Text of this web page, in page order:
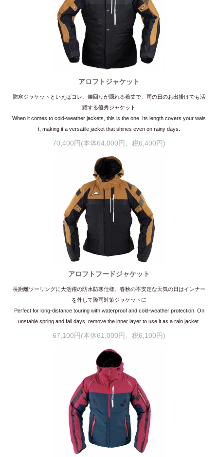
アロフトジャケット
防寒ジャケットといえばコレ。腰回りが隠れる着丈で、雨の日のお出掛けでも活
躍する優秀ジャケット
When it comes to cold-weather jackets, this is the one. Its length covers your wais
t, making it a versatile jacket that shines even on rainy days.
70,400円(本体64,000円、税6,400円)
アロフトフードジャケット
長距離ツーリングに大活躍の防水防寒仕様。春秋の不安定な天気の日はインナー
を外して降雨対策ジャケットに
Perfect for long-distance touring with waterproof and cold-weather protection. On
unstable spring and fall days, remove the inner layer to use it as a rain jacket.
67,100円(本体61,000円、税6,100円)